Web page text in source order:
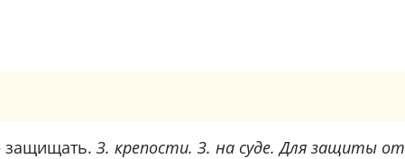
З. крепости. З. на суде. Для защиты от